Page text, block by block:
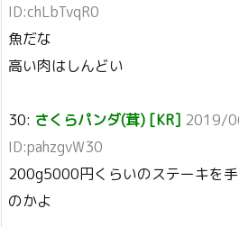
ID:chLbTvqR0
魚だな
高い肉はしんどい
30: さくらパンダ(茸) [KR] 2019/
ID:pahzgvW30
200g5000円くらいのステーキを
のかよ